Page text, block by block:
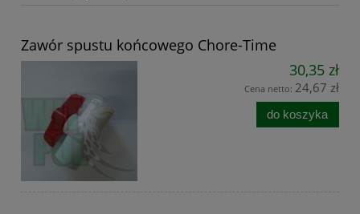
Zawór spustu końcowego Chore-Time
30,35 zł
Cena netto: 24,67 zł
do koszyka